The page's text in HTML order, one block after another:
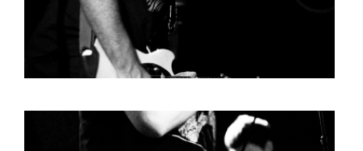
ANNA HIEP
MARTSEN HUT
ARSEN TSKHAY